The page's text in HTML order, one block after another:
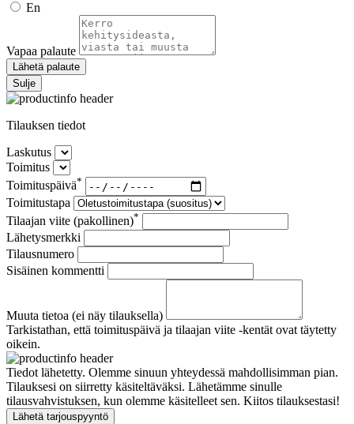
En
Vapaa palaute
Lähetä palaute
Sulje
Tilauksen tiedot
Laskutus
Toimitus
Toimituspäivä*
Toimitustapa
Tilaajan viite (pakollinen)*
Lähetysmerkki
Tilausnumero
Sisäinen kommentti
Muuta tietoa (ei näy tilauksella)
Tarkistathan, että toimituspäivä ja tilaajan viite -kentät ovat täytetty
oikein.
Tiedot lähetetty. Olemme sinuun yhteydessä mahdollisimman pian.
Tilauksesi on siirretty käsiteltäväksi. Lähetämme sinulle
tilausvahvistuksen, kun olemme käsitelleet sen. Kiitos tilauksestasi!
Lähetä tarjouspyyntö